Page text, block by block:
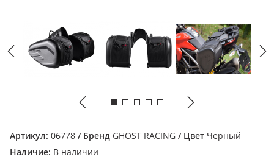
Артикул: 06778 / Бренд GHOST RACING / Цвет Черный
Наличие: В наличии